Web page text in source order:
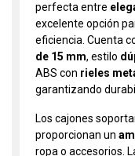
perfecta entre
excelente opción
eficiencia. Cuenta
de 15 mm, estilo
ABS con rieles
garantizando
Los cajones
proporcionan un
ropa o accesorios.